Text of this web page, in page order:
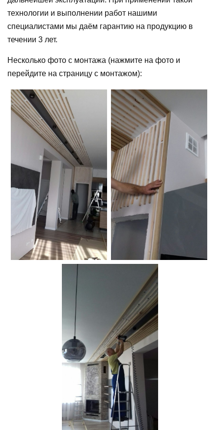
технологии и выполнении работ нашими
специалистами мы даём гарантию на продукцию в
течении 3 лет.
Несколько фото с монтажа (нажмите на фото и
перейдите на страницу с монтажом):